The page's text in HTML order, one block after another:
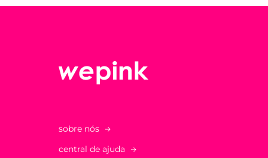
sobre nós
central de ajuda